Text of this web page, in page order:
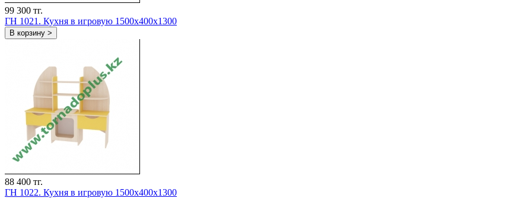
99 300 тг.
ГН 1021. Кухня в игровую 1500x400x1300
В корзину >
88 400 тг.
ГН 1022. Кухня в игровую 1500x400x1300